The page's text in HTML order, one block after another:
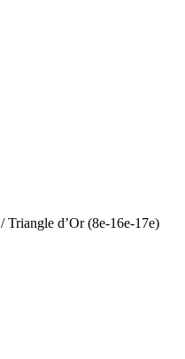
Triangle d’Or (8e-16e-17e)